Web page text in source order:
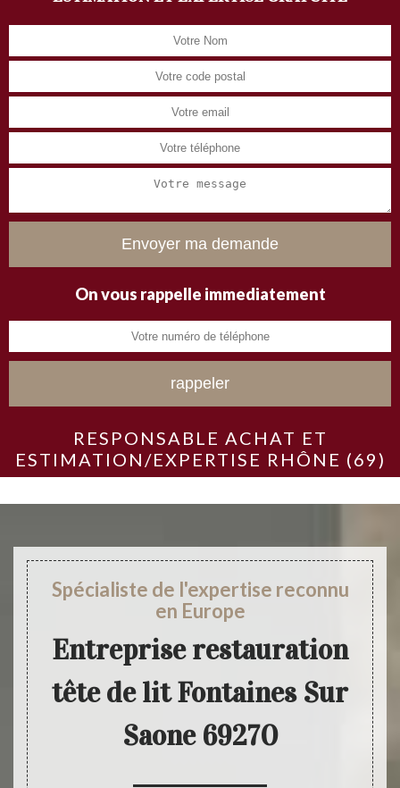
On vous rappelle immediatement
RESPONSABLE ACHAT ET
ESTIMATION/EXPERTISE RHÔNE (69)
Spécialiste de l'expertise reconnu
en Europe
Entreprise restauration
tête de lit Fontaines Sur
Saone 69270